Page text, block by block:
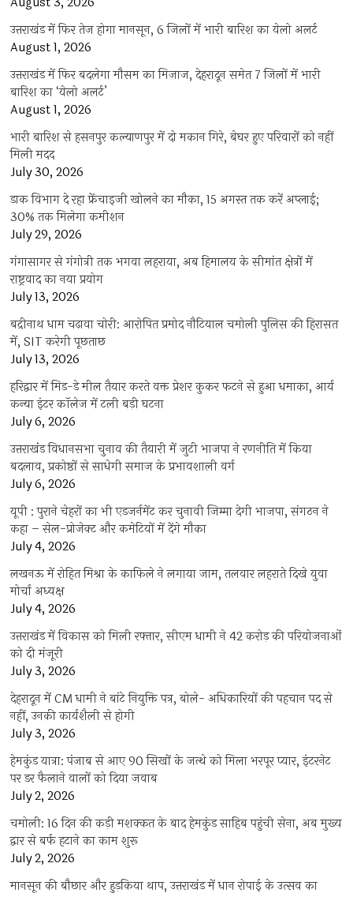
उत्तराखंड में फिर तेज होगा मानसून, 6 जिलों में भारी बारिश का येलो अलर्ट
August 1, 2026
उत्तराखंड में फिर बदलेगा मौसम का मिजाज, देहरादून समेत 7 जिलों में भारी
बारिश का ‘येलो अलर्ट’
August 1, 2026
भारी बारिश से हसनपुर कल्याणपुर में दो मकान गिरे, बेघर हुए परिवारों को नहीं
मिली मदद
July 30, 2026
डाक विभाग दे रहा फ्रेंचाइजी खोलने का मौका, 15 अगस्त तक करें अप्लाई;
30% तक मिलेगा कमीशन
July 29, 2026
गंगासागर से गंगोत्री तक भगवा लहराया, अब हिमालय के सीमांत क्षेत्रों में
राष्ट्रवाद का नया प्रयोग
July 13, 2026
बद्रीनाथ धाम चढ़ावा चोरी: आरोपित प्रमोद नौटियाल चमोली पुलिस की हिरासत
में, SIT करेगी पूछताछ
July 13, 2026
हरिद्वार में मिड-डे मील तैयार करते वक्त प्रेशर कुकर फटने से हुआ धमाका, आर्य
कन्या इंटर कॉलेज में टली बड़ी घटना
July 6, 2026
उत्तराखंंड विधानसभा चुनाव की तैयारी में जुटी भाजपा ने रणनीति में किया
बदलाव, प्रकोष्ठों से साधेगी समाज के प्रभावशाली वर्ग
July 6, 2026
यूपी : पुराने चेहरों का भी एडजर्नमेंट कर चुनावी जिम्मा देगी भाजपा, संगठन ने
कहा – सेल-प्रोजेक्ट और कमेटियों में देंगे मौका
July 4, 2026
लखनऊ में रोहित मिश्रा के काफिले ने लगाया जाम, तलवार लहराते दिखे युवा
मोर्चा अध्यक्ष
July 4, 2026
उत्तराखंड में विकास को मिली रफ्तार, सीएम धामी ने 42 करोड़ की परियोजनाओं
को दी मंजूरी
July 3, 2026
देहरादून में CM धामी ने बांटे नियुक्ति पत्र, बोले- अधिकारियों की पहचान पद से
नहीं, उनकी कार्यशैली से होगी
July 3, 2026
हेमकुंड यात्रा: पंजाब से आए 90 सिखों के जत्थे को मिला भरपूर प्यार, इंटरनेट
पर डर फैलाने वालों को दिया जवाब
July 2, 2026
चमोली: 16 दिन की कड़ी मशक्कत के बाद हेमकुंड साहिब पहुंची सेना, अब मुख्य
द्वार से बर्फ हटाने का काम शुरू
July 2, 2026
मानसून की बौछार और हुड़किया थाप, उत्तराखंड में धान रोपाई के उत्सव का